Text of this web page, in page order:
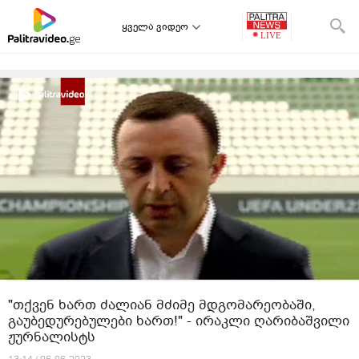
ყველა ვიდეო
"თქვენ ხართ ძალიან მძიმე მდგომარეობაში,
გაუბედურებულები ხართ!" - ირაკლი ღარიბაშვილი
ჟურნალისტს